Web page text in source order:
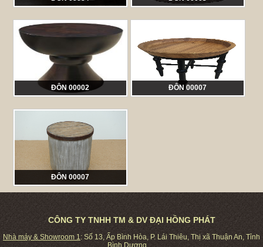
ĐÔN 00002 ĐÔN 00007
ĐÔN 00007
Mã sản phẩm:PES 00007
CÔNG TY TNHH TM & DV ĐẠI HỒNG PHÁT
Nhà máy & Showroom 1: Số 13, Ấp Bình Hòa, P. Lái Thiêu, Thị xã Thuận An, Tỉnh